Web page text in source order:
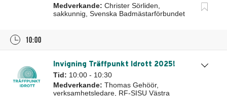
Medverkande: Christer Sörliden,
sakkunnig, Svenska Badmästarförbundet
10:00
Invigning Träffpunkt Idrott 2025!
Tid: 10:00 - 10:30
Medverkande: Thomas Gehöör,
verksamhetsledare, RF-SISU Västra